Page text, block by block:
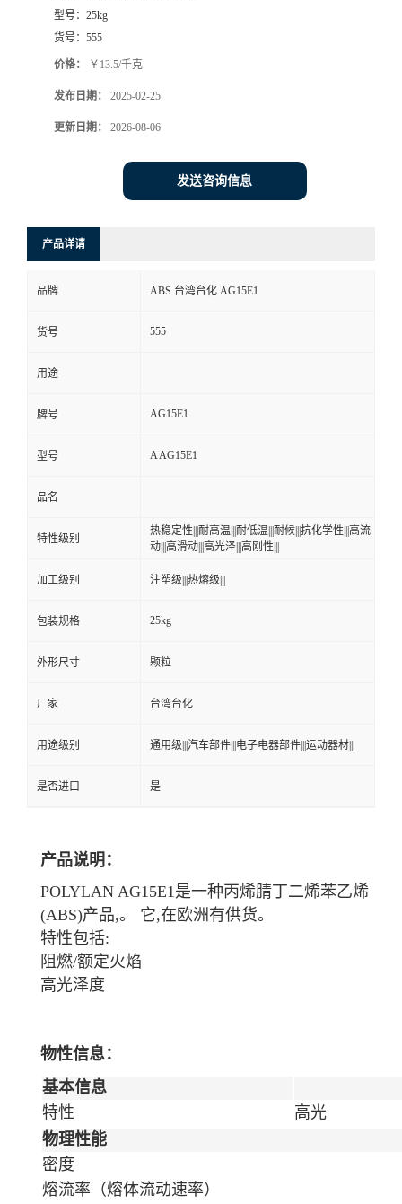
型号： 25kg
货号： 555
价格： ￥13.5/千克
发布日期： 2025-02-25
更新日期： 2026-08-06
发送咨询信息
产品详请
品牌 ABS 台湾台化 AG15E1
货号 555
用途
牌号 AG15E1
型号 A AG15E1
品名
特性级别
热稳定性|||耐高温|||耐低温|||耐候|||抗化学性|||高流
动|||高滑动|||高光泽|||高刚性|||
加工级别 注塑级|||热熔级|||
包装规格 25kg
外形尺寸 颗粒
厂家 台湾台化
用途级别 通用级|||汽车部件|||电子电器部件|||运动器材|||
是否进口 是
产品说明：
POLYLAN AG15E1是一种丙烯腈丁二烯苯乙烯
(ABS)产品,。 它,在欧洲有供货。
特性包括:
阻燃/额定火焰
高光泽度
物性信息：
基本信息
特性
高光
物理性能
密度
熔流率（熔体流动速率）